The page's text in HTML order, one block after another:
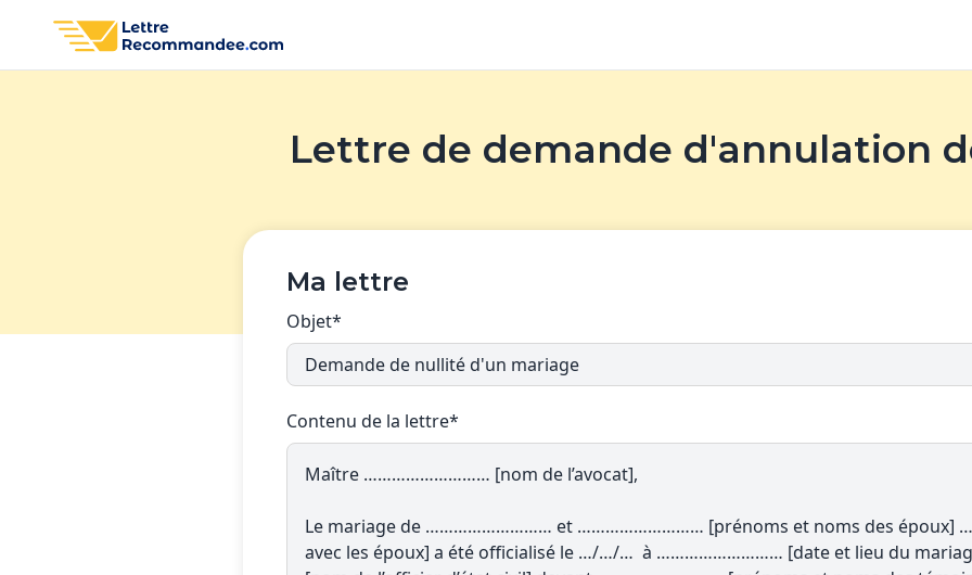
Lettre de demande d'annulation
Ma lettre
Objet*
Contenu de la lettre*